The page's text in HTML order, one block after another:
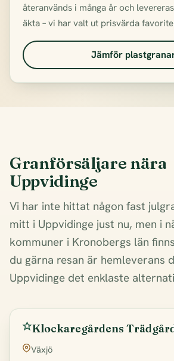
återanvänds i många år och
äkta – vi har valt ut prisvärda
Jämför
Granförsäljare nära
Uppvidinge
Vi har inte hittat någon fast
mitt i Uppvidinge just nu, men i
kommuner i Kronobergs län
du gärna resan är hemleverans
Uppvidinge det enklaste
Klockaregårdens
Växjö